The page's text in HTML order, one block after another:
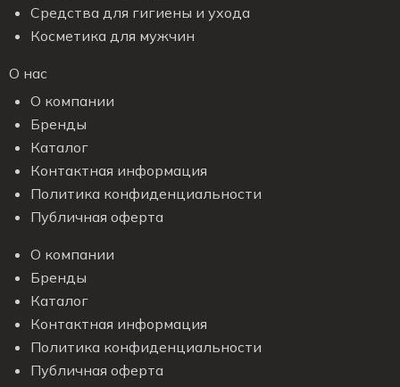
Средства для гигиены и ухода
Косметика для мужчин
О нас
О компании
Бренды
Каталог
Контактная информация
Политика конфиденциальности
Публичная оферта
О компании
Бренды
Каталог
Контактная информация
Политика конфиденциальности
Публичная оферта